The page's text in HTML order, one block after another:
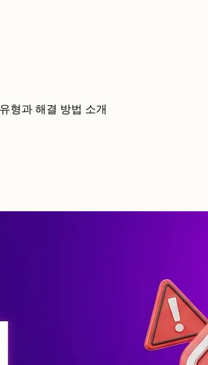
형과 해결 방법 소개